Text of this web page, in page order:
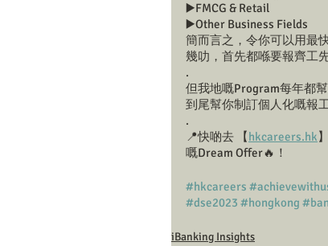
▶️FMCG & Retail
▶️Other Business Fields
簡而言之，令你可以用最
幾叻，首先都喺要報齊工
.
但我地嘅Program每年都
到尾幫你制訂個人化嘅報
.
📍快啲去 【hkcareers.hk
嘅Dream Offer🔥！
#hkcareers
#dse2023 #hongkong
iBanking Insights